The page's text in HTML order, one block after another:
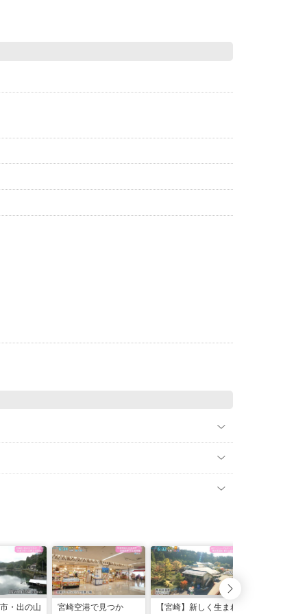
・出の山 宮崎空港で見つか 【宮崎】新しく生まれ